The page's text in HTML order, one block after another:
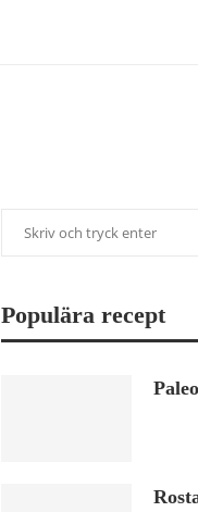
Populära recept